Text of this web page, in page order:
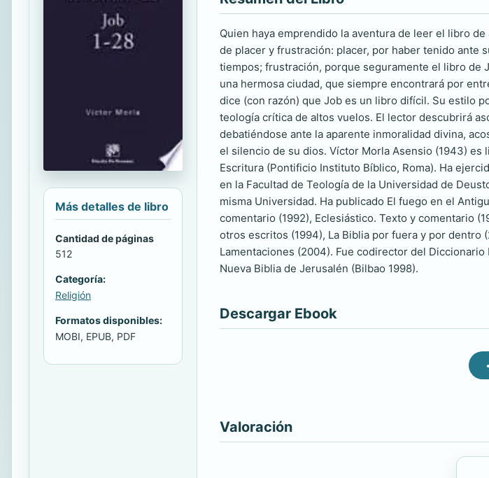
Más detalles de libro
Cantidad de páginas
512
Categoría:
Religión
Formatos disponibles:
MOBI, EPUB, PDF
Quien haya emprendido la aventura de leer el libro
de placer y frustración: placer, por haber tenido ante
tiempos; frustración, porque seguramente el libro de
una hermosa ciudad, que siempre encontrará por
dice (con razón) que Job es un libro difícil. Su estilo
teología crítica de altos vuelos. El lector descubrirá
debatiéndose ante la aparente inmoralidad divina,
el silencio de su dios. Víctor Morla Asensio (1943)
Escritura (Pontificio Instituto Bíblico, Roma). Ha
en la Facultad de Teología de la Universidad de
misma Universidad. Ha publicado El fuego en el
comentario (1992), Eclesiástico. Texto y comentario
otros escritos (1994), La Biblia por fuera y por dentro
Lamentaciones (2004). Fue codirector del
Nueva Biblia de Jerusalén (Bilbao 1998).
Descargar Ebook
Valoración